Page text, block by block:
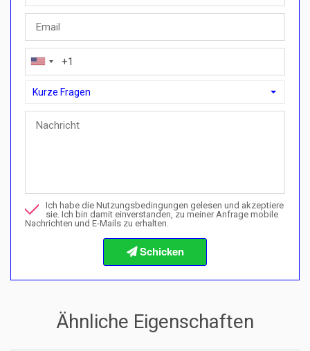
Kurze Fragen
Kurze Fragen
Ich möchte eine Besichtigung buchen
Ich habe die Nutzungsbedingungen gelesen und akzeptiere
sie. Ich bin damit einverstanden, zu meiner Anfrage mobile
Nachrichten und E-Mails zu erhalten.
Ähnliche Eigenschaften